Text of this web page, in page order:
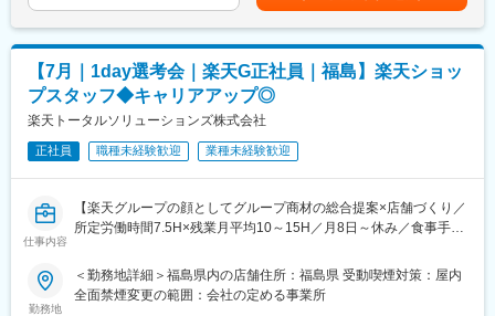
・スマホの初期設定・データ移行サポート
・問い合わせ対応
◇店舗運営
・店舗での電話応対
・在庫管理、売り場づくり、POP作成
・KPI管理・数値振り返り
・キャンペーン企画など、集客に向けた取り組み
スタッフ（R CREW）から店長を経てRSV（スーパーバイザー）
へステップアップが可能です。RSV経験後はマネジメントや本部
入社後1年で店長昇格を目指していただきます。
【選考会の概要】
・形式： Web開催（事前に企業セミナー動画をご視聴いただきま
す）
・内容： 面接（25分×2回 現場面接/HR面接）
7/2（木）17:00～20:30
7/5（日）11:00～14:30
7/14（火）17:00～20:30
7/16（木）17:00～20:30
7/21（火）17:00～20:30
7/23（木）17:00～20:30
【7月｜1day選考会｜楽天G正社員｜福島】楽天ショッ
プスタッフ◆キャリアアップ◎
楽天トータルソリューションズ株式会社
正社員 職種未経験歓迎 業種未経験歓迎
仕事内容
【楽天グループの顔としてグループ商材の総合提案×店舗づくり／
所定労働時間7.5H×残業月平均10～15H／月8日～休み／食事手当
楽天モバイルショップに来店されるお客様へ、スマートフォン・
料金プラン・楽天カード・楽天市場・楽天ポイントなど、楽天経
勤務地
＜勤務地詳細＞福島県内の店舗住所：福島県 受動喫煙対策：屋内
全面禁煙変更の範囲：会社の定める事業所